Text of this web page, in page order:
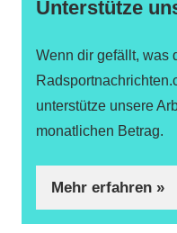
Unterstütze
Wenn dir gefällt, was
unterstütze unsere
monatlichen Betrag.
Mehr erfahren »